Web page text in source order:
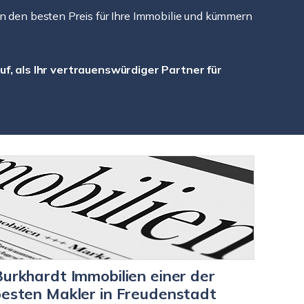
besten Preis für Ihre Immobilie und kümmern
als Ihr vertrauenswürdiger Partner für
Immobilien einer der
Makler in Freudenstadt